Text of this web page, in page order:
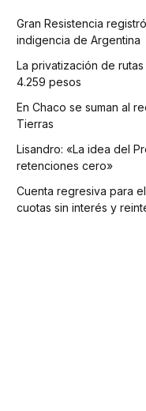
Gran Resistencia
indigencia de Argentina
La privatización de
4.259 pesos
En Chaco se suman al
Tierras
Lisandro: «La idea del
retenciones cero»
Cuenta regresiva para
cuotas sin interés y